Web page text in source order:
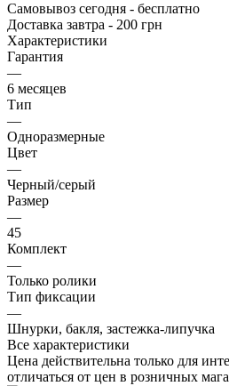
Самовывоз сегодня - бесплатно
Доставка завтра - 200 грн
Характеристики
Гарантия
—
6 месяцев
Тип
—
Одноразмерные
Цвет
—
Черный/серый
Размер
—
45
Комплект
—
Только ролики
Тип фиксации
—
Шнурки, бакля, застежка-липучка
Все характеристики
Цена действительна только для
отличаться от цен в розничных